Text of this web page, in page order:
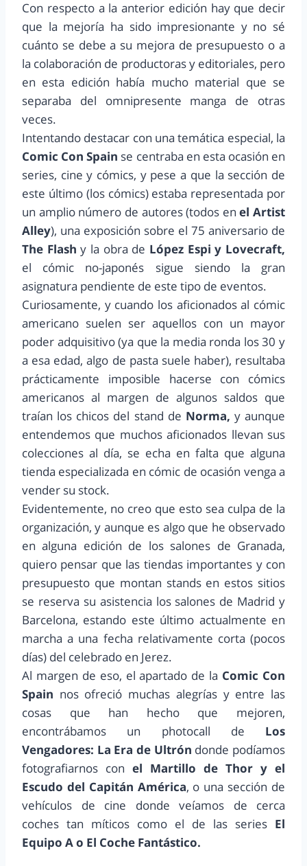
Con respecto a la anterior edición hay que decir
que la mejoría ha sido impresionante y no sé
cuánto se debe a su mejora de presupuesto o a
la colaboración de productoras y editoriales, pero
en esta edición había mucho material que se
separaba del omnipresente manga de otras
veces.
Intentando destacar con una temática especial, la
Comic Con Spain se centraba en esta ocasión en
series, cine y cómics, y pese a que la sección de
este último (los cómics) estaba representada por
un amplio número de autores (todos enel Artist
Alley), una exposición sobre el 75 aniversario de
The Flash y la obra de López Espi y Lovecraft,
el cómic no-japonés sigue siendo la gran
asignatura pendiente de este tipo de eventos.
Curiosamente, y cuando los aficionados al cómic
americano suelen ser aquellos con un mayor
poder adquisitivo (ya que la media ronda los 30 y
a esa edad, algo de pasta suele haber), resultaba
prácticamente imposible hacerse con cómics
americanos al margen de algunos saldos que
traían los chicos del stand de Norma, y aunque
entendemos que muchos aficionados llevan sus
colecciones al día, se echa en falta que alguna
tienda especializada en cómic de ocasión venga a
vender su stock.
Evidentemente, no creo que esto sea culpa de la
organización, y aunque es algo que he observado
en alguna edición de los salones de Granada,
quiero pensar que las tiendas importantes y con
presupuesto que montan stands en estos sitios
se reserva su asistencia los salones de Madrid y
Barcelona, estando este último actualmente en
marcha a una fecha relativamente corta (pocos
días) del celebrado en Jerez.
Al margen de eso, el apartado de la Comic Con
Spain nos ofreció muchas alegrías y entre las
cosas que han hecho que mejoren,
encontrábamos un photocall de Los
Vengadores: La Era de Ultrón donde podíamos
fotografiarnos con el Martillo de Thor y el
Escudo del Capitán América, o una sección de
vehículos de cine donde veíamos de cerca
coches tan míticos como el de las series El
Equipo A o El Coche Fantástico.